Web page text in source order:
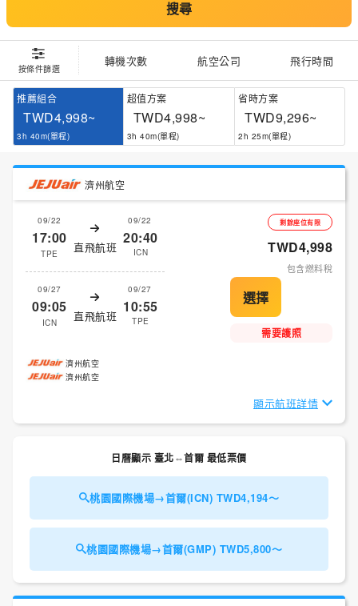
搜尋
按條件篩選
轉機次數 航空公司 飛行時間
推薦組合
TWD4,998~
3h 40m(單程)
超值方案
TWD4,998~
3h 40m(單程)
省時方案
TWD9,296~
2h 25m(單程)
濟州航空
09/22
17:00
TPE 直飛航班
09/22
20:40
ICN
09/27
09:05
ICN 直飛航班
09/27
10:55
TPE
剩餘座位有限
TWD4,998
包含燃料稅
需要護照
濟州航空
濟州航空
顯示航班詳情
日曆顯示 臺北⇔首爾 最低票價
桃園國際機場→首爾(ICN) TWD4,194～
桃園國際機場→首爾(GMP) TWD5,800～